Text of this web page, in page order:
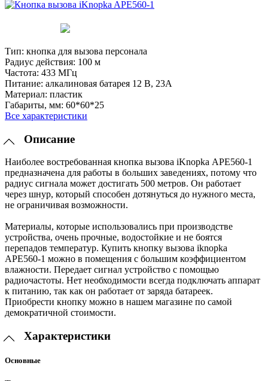
Тип: кнопка для вызова персонала
Радиус действия: 100 м
Частота: 433 МГц
Питание: алкалиновая батарея 12 В, 23A
Материал: пластик
Габариты, мм: 60*60*25
Все характеристики
Описание
Наиболее востребованная кнопка вызова iKnopka АРЕ560-1
предназначена для работы в больших заведениях, потому что
радиус сигнала может достигать 500 метров. Он работает
через шнур, который способен дотянуться до нужного места,
не ограничивая возможности.
Материалы, которые использовались при производстве
устройства, очень прочные, водостойкие и не боятся
перепадов температур. Купить кнопку вызова iknopka
АРЕ560-1 можно в помещения с большим коэффициентом
влажности. Передает сигнал устройство с помощью
радиочастоты. Нет необходимости всегда подключать аппарат
к питанию, так как он работает от заряда батареек.
Приобрести кнопку можно в нашем магазине по самой
демократичной стоимости.
Характеристики
Основные